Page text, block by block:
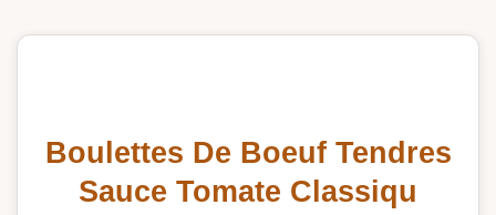
Boulettes De Boeuf Tendres
Sauce Tomate Classiqu